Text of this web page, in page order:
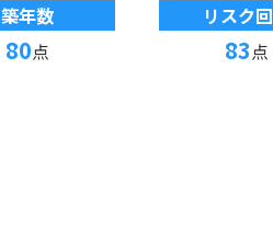
築年数
80点
リスク
83点